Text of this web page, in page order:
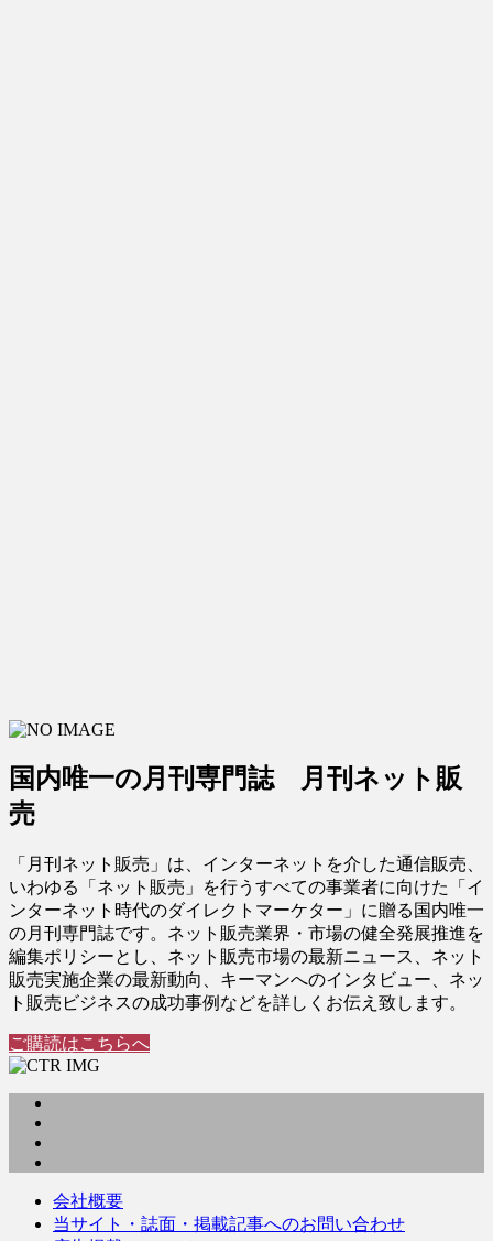
国内唯一の月刊専門誌 月刊ネット販
売
「月刊ネット販売」は、インターネットを介した通信販売、
いわゆる「ネット販売」を行うすべての事業者に向けた「イ
ンターネット時代のダイレクトマーケター」に贈る国内唯一
の月刊専門誌です。ネット販売業界・市場の健全発展推進を
編集ポリシーとし、ネット販売市場の最新ニュース、ネット
販売実施企業の最新動向、キーマンへのインタビュー、ネッ
ト販売ビジネスの成功事例などを詳しくお伝え致します。
ご購読はこちらへ
会社概要
当サイト・誌面・掲載記事へのお問い合わせ